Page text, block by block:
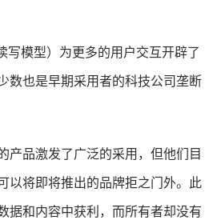
写模型）为更多的用户交互开辟了
数也是早期采用者的科技公司垄断
产品激发了广泛的采用，但他们目
以将即将推出的品牌拒之门外。此
据和内容中获利，而所有者却没有